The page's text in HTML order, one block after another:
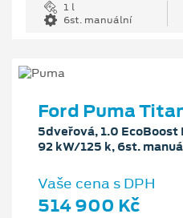
1 l
6st. manuální
Ford Puma
5dveřová, 1.0
92 kW/125 k, 6st.
Vaše cena s DPH
514 900 Kč